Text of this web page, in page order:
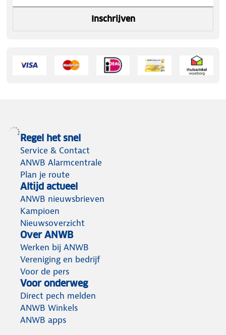
Inschrijven
Regel het snel
Service & Contact
ANWB Alarmcentrale
Plan je route
Altijd actueel
ANWB nieuwsbrieven
Kampioen
Nieuwsoverzicht
Over ANWB
Werken bij ANWB
Vereniging en bedrijf
Voor de pers
Voor onderweg
Direct pech melden
ANWB Winkels
ANWB apps